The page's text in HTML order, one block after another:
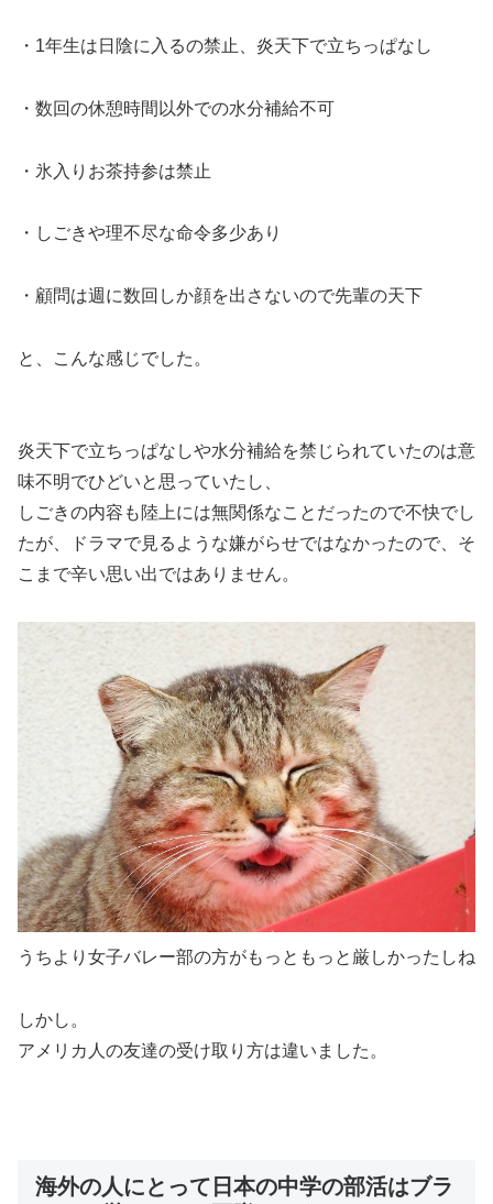
・1年生は日陰に入るの禁止、炎天下で立ちっぱなし
・数回の休憩時間以外での水分補給不可
・氷入りお茶持参は禁止
・しごきや理不尽な命令多少あり
・顧問は週に数回しか顔を出さないので先輩の天下
と、こんな感じでした。
炎天下で立ちっぱなしや水分補給を禁じられていたのは意
味不明でひどいと思っていたし、
しごきの内容も陸上には無関係なことだったので不快でし
たが、ドラマで見るような嫌がらせではなかったので、そ
こまで辛い思い出ではありません。
うちより女子バレー部の方がもっともっと厳しかったしね
しかし。
アメリカ人の友達の受け取り方は違いました。
海外の人にとって日本の中学の部活はブラ